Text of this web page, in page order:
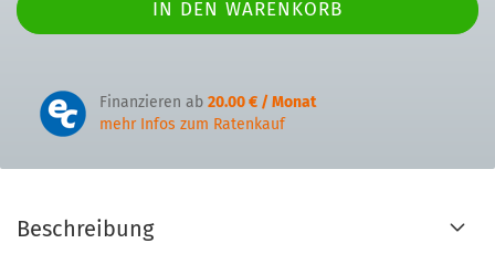
Finanzieren ab 20.00 € / Monat
mehr Infos zum Ratenkauf
Beschreibung